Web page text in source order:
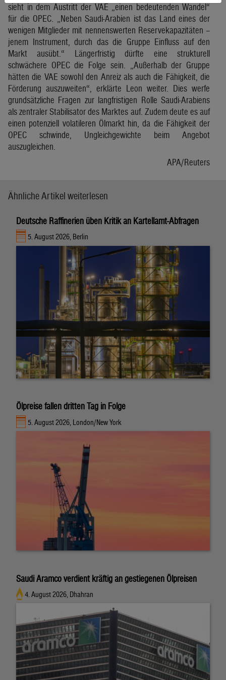
sieht in dem Austritt der VAE „einen bedeutenden Wandel“
für die OPEC. „Neben Saudi-Arabien ist das Land eines der
wenigen Mitglieder mit nennenswerten Reservekapazitäten –
jenem Instrument, durch das die Gruppe Einfluss auf den
Markt ausübt.“ Längerfristig dürfte eine strukturell
schwächere OPEC die Folge sein. „Außerhalb der Gruppe
hätten die VAE sowohl den Anreiz als auch die Fähigkeit, die
Förderung auszuweiten“, erklärte Leon weiter. Dies werfe
grundsätzliche Fragen zur langfristigen Rolle Saudi-Arabiens
als zentraler Stabilisator des Marktes auf. Zudem deute es auf
einen potenziell volatileren Ölmarkt hin, da die Fähigkeit der
OPEC schwinde, Ungleichgewichte beim Angebot
auszugleichen.
APA/Reuters
Ähnliche Artikel weiterlesen
Deutsche Raffinerien üben Kritik an Kartellamt-Abfragen
5. August 2026, Berlin
Ölpreise fallen dritten Tag in Folge
5. August 2026, London/New York
Saudi Aramco verdient kräftig an gestiegenen Ölpreisen
4. August 2026, Dhahran